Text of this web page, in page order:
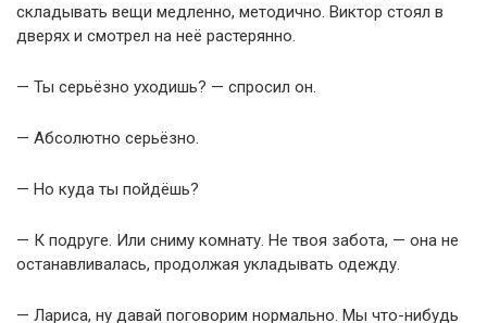
складывать вещи медленно, методично. Виктор стоял в
дверях и смотрел на неё растерянно.
— Ты серьёзно уходишь? — спросил он.
— Абсолютно серьёзно.
— Но куда ты пойдёшь?
— К подруге. Или сниму комнату. Не твоя забота, — она не
останавливалась, продолжая укладывать одежду.
— Лариса, ну давай поговорим нормально. Мы что-нибудь